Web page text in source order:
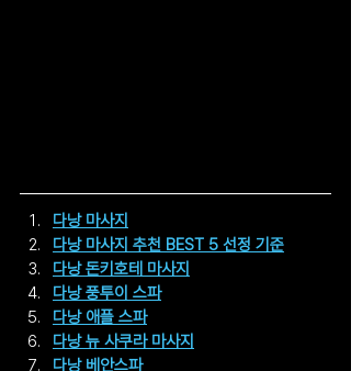
다낭 마사지
다낭 마사지 추천 BEST 5 선정 기준
다낭 돈키호테 마사지
다낭 풍투이 스파
다낭 애플 스파
다낭 뉴 사쿠라 마사지
다낭 베안스파